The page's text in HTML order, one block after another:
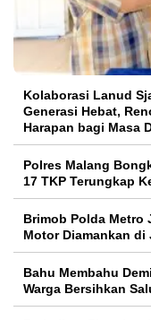
Kolaborasi Lanud
Generasi Hebat,
Harapan bagi Masa
Polres Malang
17 TKP Terungkap
Brimob Polda Metro
Motor Diamankan di
Bahu Membahu
Warga Bersihkan